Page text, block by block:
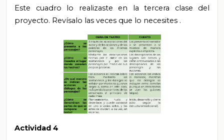
Este cuadro lo realizaste en la tercera clase del
proyecto. Revísalo las veces que lo necesites .
Actividad 4